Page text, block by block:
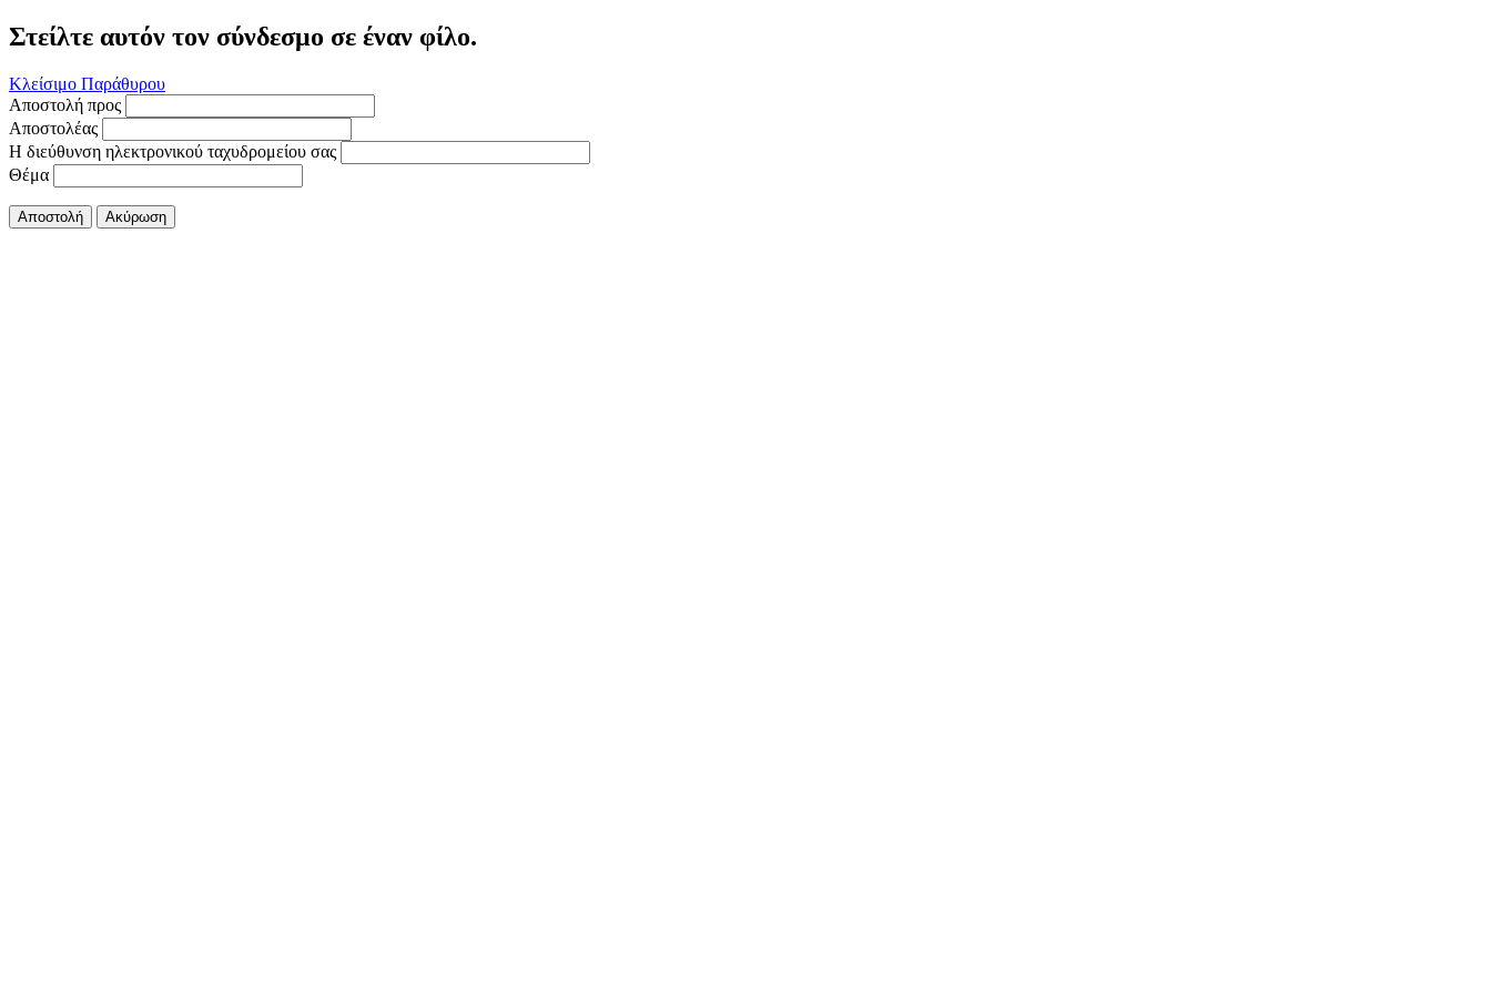
Στείλτε αυτόν τον σύνδεσμο σε έναν φίλο.
Κλείσιμο Παράθυρου
Αποστολή προς
Αποστολέας
Η διεύθυνση ηλεκτρονικού ταχυδρομείου σας
Θέμα
Αποστολή Ακύρωση